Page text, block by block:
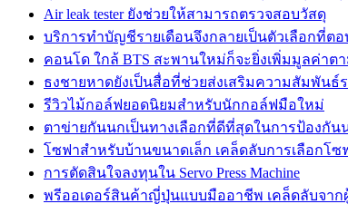
Air leak tester ยังช่วยให้สามารถตรวจสอบวัสดุ
บริการทำบัญชีรายเดือนจึงกลายเป็นตัวเลือกที่ตอ
คอนโด ใกล้ BTS สะพานใหม่ก็จะยิ่งเพิ่มมูลค่า
ธงชายหาดยังเป็นสื่อที่ช่วยส่งเสริมความสัมพันธ์
รีวิวไม้กอล์ฟยอดนิยมสำหรับนักกอล์ฟมือใหม่
ตาข่ายกันนกเป็นทางเลือกที่ดีที่สุดในการป้องกั
โซฟาสำหรับบ้านขนาดเล็ก เคล็ดลับการเลือกโ
การตัดสินใจลงทุนใน Servo Press Machine
พรีออเดอร์สินค้าญี่ปุ่นแบบมืออาชีพ เคล็ดลับจาก